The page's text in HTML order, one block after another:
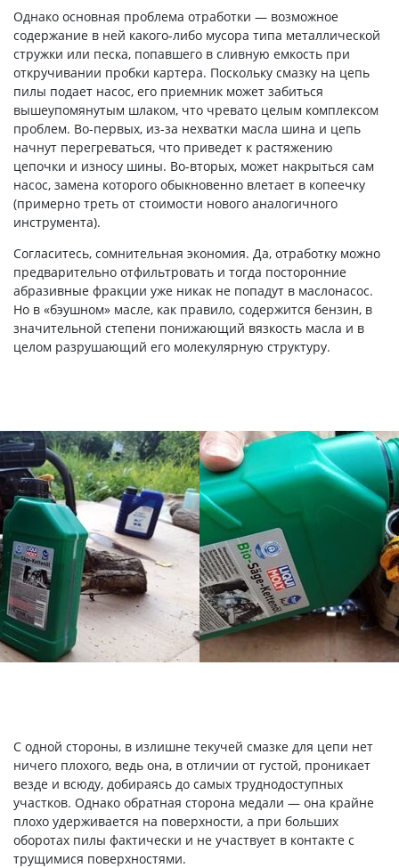
Однако основная проблема отработки — возможное
содержание в ней какого-либо мусора типа металлической
стружки или песка, попавшего в сливную емкость при
откручивании пробки картера. Поскольку смазку на цепь
пилы подает насос, его приемник может забиться
вышеупомянутым шлаком, что чревато целым комплексом
проблем. Во-первых, из-за нехватки масла шина и цепь
начнут перегреваться, что приведет к растяжению
цепочки и износу шины. Во-вторых, может накрыться сам
насос, замена которого обыкновенно влетает в копеечку
(примерно треть от стоимости нового аналогичного
инструмента).
Согласитесь, сомнительная экономия. Да, отработку можно
предварительно отфильтровать и тогда посторонние
абразивные фракции уже никак не попадут в маслонасос.
Но в «бэушном» масле, как правило, содержится бензин, в
значительной степени понижающий вязкость масла и в
целом разрушающий его молекулярную структуру.
С одной стороны, в излишне текучей смазке для цепи нет
ничего плохого, ведь она, в отличии от густой, проникает
везде и всюду, добираясь до самых труднодоступных
участков. Однако обратная сторона медали — она крайне
плохо удерживается на поверхности, а при больших
оборотах пилы фактически и не участвует в контакте с
трущимися поверхностями.